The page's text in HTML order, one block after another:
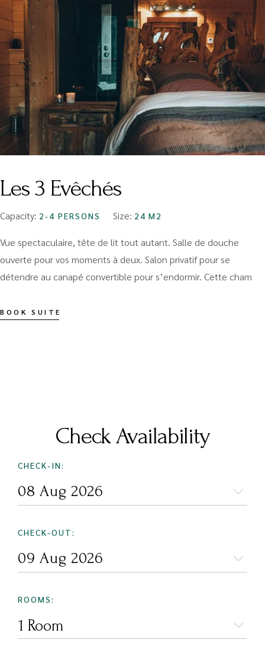
Les 3 Evêchés
Capacity: 2-4 PERSONS Size: 24 M2
Vue spectaculaire, tête de lit tout autant. Salle de douche
ouverte pour vos moments à deux. Salon privatif pour se
détendre au canapé convertible pour s’endormir. Cette cham
BOOK SUITE
Check Availability
CHECK-IN:
CHECK-OUT:
ROOMS:
1 Room